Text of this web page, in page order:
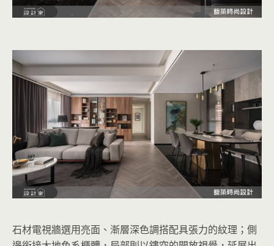
石材電視牆選用亮面、漸層深色調搭配具張力的紋理；側